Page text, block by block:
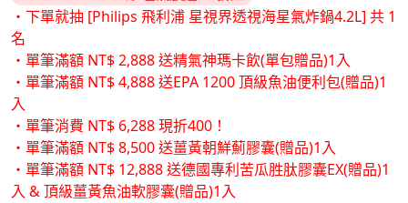
・下單就抽 [Philips 飛利浦 星視界透視海星氣炸鍋4.2L] 共 1
名
・單筆滿額 NT$ 2,888 送精氣神瑪卡飲(單包贈品)1入
・單筆滿額 NT$ 4,888 送EPA 1200 頂級魚油便利包(贈品)1
入
・單筆消費 NT$ 6,288 現折400！
・單筆滿額 NT$ 8,500 送薑黃朝鮮薊膠囊(贈品)1入
・單筆滿額 NT$ 12,888 送德國專利苦瓜胜肽膠囊EX(贈品)1
入 & 頂級薑黃魚油軟膠囊(贈品)1入